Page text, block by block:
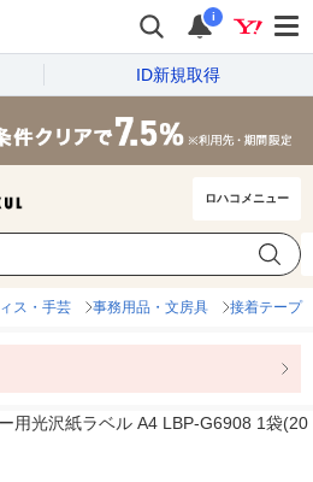
i
ID新規取得
ロハコメニュー
ス・手芸 事務用品・文房具 接着テープ